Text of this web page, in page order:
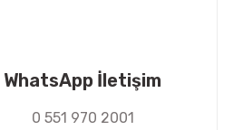
WhatsApp İletişim
0 551 970 2001